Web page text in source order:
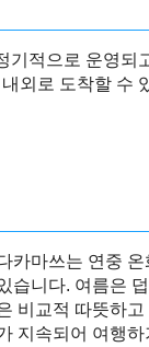
적으로 운영되
외로 도착할 수
쓰의 강수량
쓰의 기온
카마쓰는 연중
습니다. 여름은
비교적 따뜻하
지속되어 여행